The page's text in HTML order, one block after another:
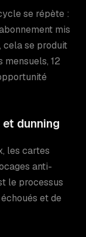
se répète :
mis
cela se produit
mensuels, 12
dunning
les cartes
anti-
le processus
et de